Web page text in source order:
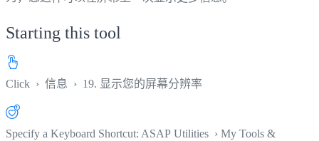
Starting this tool
Click › 信息 › 19. 显示您的屏幕分辨率
Specify a Keyboard Shortcut: ASAP Utilities › My Tools &